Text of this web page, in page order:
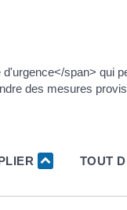
span> qui
des mesures
TOUT